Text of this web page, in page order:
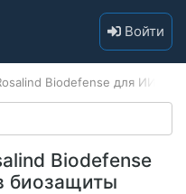
Войти
Biodefense для ИИ-
Biodefense
биозащиты